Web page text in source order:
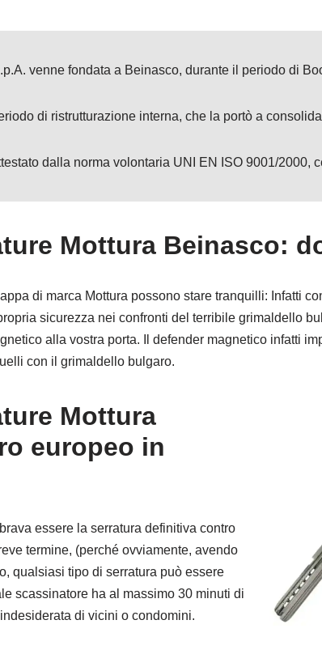
venne fondata a Beinasco, durante il periodo di
di ristrutturazione interna, che la portò a
dalla norma volontaria UNI EN ISO 9001/
Mottura Beinasco:
di marca Mottura possono stare tranquilli: Infatti
sicurezza nei confronti del terribile grimaldello
alla vostra porta. Il defender magnetico infatti
con il grimaldello bulgaro.
Mottura
europeo in
essere la serratura definitiva contro
termine, (perché ovviamente, avendo
qualsiasi tipo di serratura può essere
scassinatore ha al massimo 30 minuti di
di vicini o condomini.